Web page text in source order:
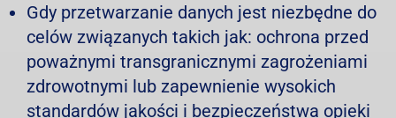
Gdy przetwarzanie danych jest niezbędne do
celów związanych takich jak: ochrona przed
poważnymi transgranicznymi zagrożeniami
zdrowotnymi lub zapewnienie wysokich
standardów jakości i bezpieczeństwa opieki